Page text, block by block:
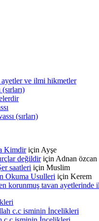
ve ilmi hikmetler
(sırları)
Kimdiriçin Ayşe
değildiriçin Adnan özcan
saatleri için Muslim
Okuma Usulleri için Kerem
korunmuş tavan
c.c isminin İncelikleri